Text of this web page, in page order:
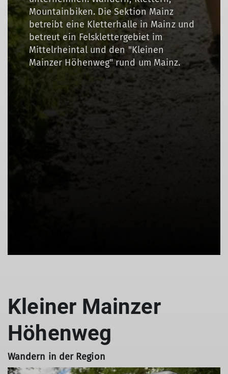
Mountainbiken. Die Sektion Mainz
betreibt eine Kletterhalle in Mainz und
betreut ein Felsklettergebiet im
Mittelrheintal und den "Kleinen
Mainzer Höhenweg" rund um Mainz.
Kleiner Mainzer
Höhenweg
Wandern in der Region